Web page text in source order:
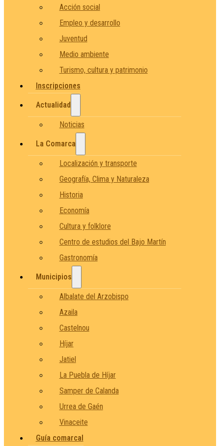
Acción social
Empleo y desarrollo
Juventud
Medio ambiente
Turismo, cultura y patrimonio
Inscripciones
Actualidad
Noticias
La Comarca
Localización y transporte
Geografía, Clima y Naturaleza
Historia
Economía
Cultura y folklore
Centro de estudios del Bajo Martín
Gastronomía
Municipios
Albalate del Arzobispo
Azaila
Castelnou
Híjar
Jatiel
La Puebla de Híjar
Samper de Calanda
Urrea de Gaén
Vinaceite
Guía comarcal